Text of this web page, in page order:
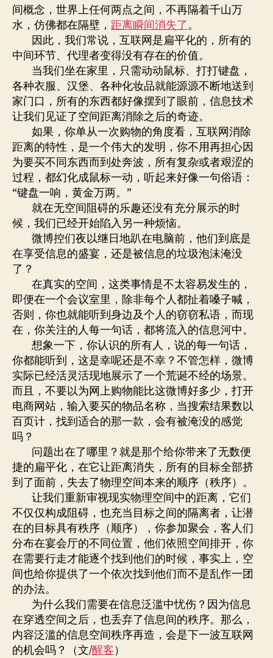
间概念，世界上任何两点之间，不再隔着千山万
水，仿佛都在隔壁， 距离瞬间消失了。
因此，我们常说，互联网是扁平化的，所有的
中间环节、代理者变得没有存在的价值。
当我们坐在家里，只需动动鼠标、打打键盘，
各种衣服、汉堡、各种化妆品就能源源不断地送到
家门口，所有的东西都好像摆到了眼前，信息技术
让我们见证了空间距离消除之后的奇迹。
如果，你单从一次购物的角度看，互联网消除
距离的特性，是一个伟大的发明，你不用再担心因
为要买不同东西而到处奔波，所有复杂或者艰涩的
过程，都幻化成鼠标一动，听起来好像一句俗语：
“键盘一响，黄金万两。”
就在无空间阻碍的乐趣还没有充分展示的时
候，我们已经开始陷入另一种烦恼。
微博控们夜以继日地趴在电脑前，他们到底是
在享受信息的盛宴，还是被信息的垃圾泡沫淹没
了？
在真实的空间，这类事情是不太容易发生的，
即便在一个会议室里，除非每个人都扯着嗓子喊，
否则，你也就能听到身边及个人的窃窃私语，而现
在，你关注的人每一句话，都将流入的信息河中。
想象一下，你认识的所有人，说的每一句话，
你都能听到，这是幸呢还是不幸？不管怎样，微博
实际已经活灵活现地展示了一个荒诞不经的场景。
而且，不要以为网上购物能比这微博好多少，打开
电商网站，输入要买的物品名称，当搜索结果数以
百页计，找到适合的那一款，会有被淹没的感觉
吗？
问题出在了哪里？就是那个给你带来了无数便
捷的扁平化，在它让距离消失，所有的目标全部挤
到了面前，失去了物理空间本来的顺序（秩序）。
让我们重新审视现实物理空间中的距离，它们
不仅仅构成阻碍，也充当目标之间的隔离者，让潜
在的目标具有秩序（顺序），你参加聚会，客人们
分布在宴会厅的不同位置，他们依照空间排开，你
在需要行走才能逐个找到他们的时候，事实上，空
间也给你提供了一个依次找到他们而不是乱作一团
的办法。
为什么我们需要在信息泛滥中忧伤？因为信息
在穿透空间之后，也丢弃了信息间的秩序。那么，
内容泛滥的信息空间秩序再造，会是下一波互联网
的机会吗？（文/醒客）